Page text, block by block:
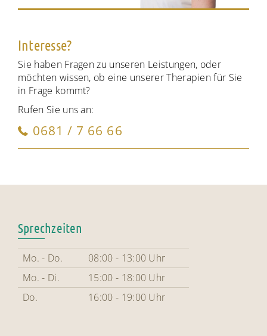
Interesse?
Sie haben Fragen zu unseren Leistungen, oder
möchten wissen, ob eine unserer Therapien für Sie
in Frage kommt?
Rufen Sie uns an:
0681 / 7 66 66
Sprechzeiten
Mo. - Do.
08:00 - 13:00 Uhr
Mo. - Di.
15:00 - 18:00 Uhr
Do.
16:00 - 19:00 Uhr